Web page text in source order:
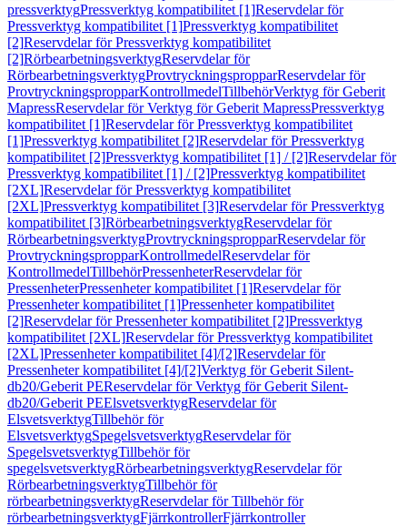
pressverktygPressverktyg kompatibilitet [1]Reservdelar för
Pressverktyg kompatibilitet [1]Pressverktyg kompatibilitet
[2]Reservdelar för Pressverktyg kompatibilitet
[2]RörbearbetningsverktygReservdelar för
RörbearbetningsverktygProvtryckningspropparReservdelar för
ProvtryckningspropparKontrollmedelTillbehörVerktyg för Geberit
MapressReservdelar för Verktyg för Geberit MapressPressverktyg
kompatibilitet [1]Reservdelar för Pressverktyg kompatibilitet
[1]Pressverktyg kompatibilitet [2]Reservdelar för Pressverktyg
kompatibilitet [2]Pressverktyg kompatibilitet [1] / [2]Reservdelar för
Pressverktyg kompatibilitet [1] / [2]Pressverktyg kompatibilitet
[2XL]Reservdelar för Pressverktyg kompatibilitet
[2XL]Pressverktyg kompatibilitet [3]Reservdelar för Pressverktyg
kompatibilitet [3]RörbearbetningsverktygReservdelar för
RörbearbetningsverktygProvtryckningspropparReservdelar för
ProvtryckningspropparKontrollmedelReservdelar för
KontrollmedelTillbehörPressenheterReservdelar för
PressenheterPressenheter kompatibilitet [1]Reservdelar för
Pressenheter kompatibilitet [1]Pressenheter kompatibilitet
[2]Reservdelar för Pressenheter kompatibilitet [2]Pressverktyg
kompatibilitet [2XL]Reservdelar för Pressverktyg kompatibilitet
[2XL]Pressenheter kompatibilitet [4]/[2]Reservdelar för
Pressenheter kompatibilitet [4]/[2]Verktyg för Geberit Silent-
db20/Geberit PEReservdelar för Verktyg för Geberit Silent-
db20/Geberit PEElsvetsverktygReservdelar för
ElsvetsverktygTillbehör för
ElsvetsverktygSpegelsvetsverktygReservdelar för
SpegelsvetsverktygTillbehör för
spegelsvetsverktygRörbearbetningsverktygReservdelar för
RörbearbetningsverktygTillbehör för
rörbearbetningsverktygReservdelar för Tillbehör för
rörbearbetningsverktygFjärrkontrollerFjärrkontroller